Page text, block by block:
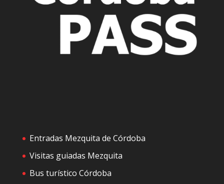
Entradas Mezquita de Córdoba
Visitas guiadas Mezquita
Bus turístico Córdoba